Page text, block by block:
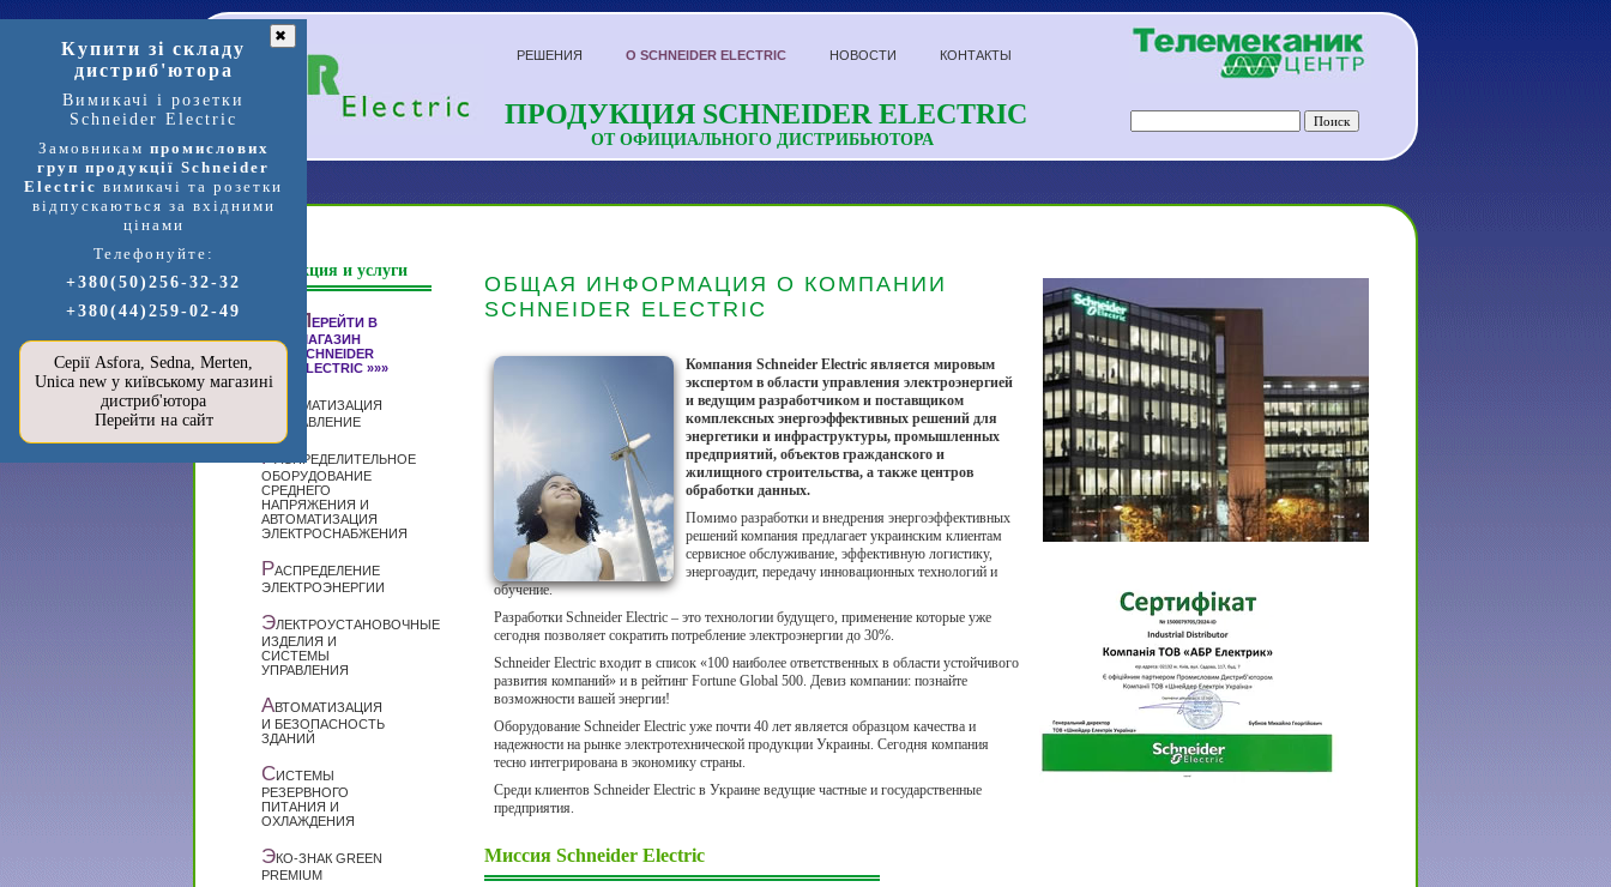
ПРОДУКЦИЯ SCHNEIDER ELECTRIC
ОТ ОФИЦИАЛЬНОГО ДИСТРИБЬЮТОРА
РЕШЕНИЯ О SCHNEIDER ELECTRIC НОВОСТИ КОНТАКТЫ
Продукция и услуги
ПЕРЕЙТИ В
МАГАЗИН
SCHNEIDER
ELECTRIC »»»
ВТОМАТИЗАЦИЯ
И УПРАВЛЕНИЕ
АСПРЕДЕЛИТЕЛЬНОЕ
ОБОРУДОВАНИЕ
СРЕДНЕГО
НАПРЯЖЕНИЯ И
АВТОМАТИЗАЦИЯ
ЭЛЕКТРОСНАБЖЕНИЯ
РАСПРЕДЕЛЕНИЕ
ЭЛЕКТРОЭНЕРГИИ
ЭЛЕКТРОУСТАНОВОЧНЫЕ
ИЗДЕЛИЯ И
СИСТЕМЫ
УПРАВЛЕНИЯ
АВТОМАТИЗАЦИЯ
И БЕЗОПАСНОСТЬ
ЗДАНИЙ
СИСТЕМЫ
РЕЗЕРВНОГО
ПИТАНИЯ И
ОХЛАЖДЕНИЯ
ЭКО-ЗНАК GREEN
PREMIUM
ОБЩАЯ ИНФОРМАЦИЯ О КОМПАНИИ
SCHNEIDER ELECTRIC
Компания Schneider Electric является мировым
экспертом в области управления электроэнергией
и ведущим разработчиком и поставщиком
комплексных энергоэффективных решений для
энергетики и инфраструктуры, промышленных
предприятий, объектов гражданского и
жилищного строительства, а также центров
обработки данных.
Помимо разработки и внедрения энергоэффективных
решений компания предлагает украинским клиентам
сервисное обслуживание, эффективную логистику,
энергоаудит, передачу инновационных технологий и
обучение.
Разработки Schneider Electric – это технологии будущего, применение которые уже
сегодня позволяет сократить потребление электроэнергии до 30%.
Schneider Electric входит в список «100 наиболее ответственных в области устойчивого
развития компаний» и в рейтинг Fortune Global 500. Девиз компании: познайте
возможности вашей энергии!
Оборудование Schneider Electric уже почти 40 лет является образцом качества и
надежности на рынке электротехнической продукции Украины. Сегодня компания
тесно интегрирована в экономику страны.
Среди клиентов Schneider Electric в Украине ведущие частные и государственные
предприятия.
Миссия Schneider Electric
Купити зі складу
дистриб'ютора
Вимикачі і розетки
Schneider Electric
Замовникам промислових
груп продукції Schneider
Electric вимикачі та розетки
відпускаються за вхідними
цінами
Телефонуйте:
+380(50)256-32-32
+380(44)259-02-49
Серії Asfora, Sedna, Merten,
Unica new у київському магазині
дистриб'ютора
Перейти на сайт
✖